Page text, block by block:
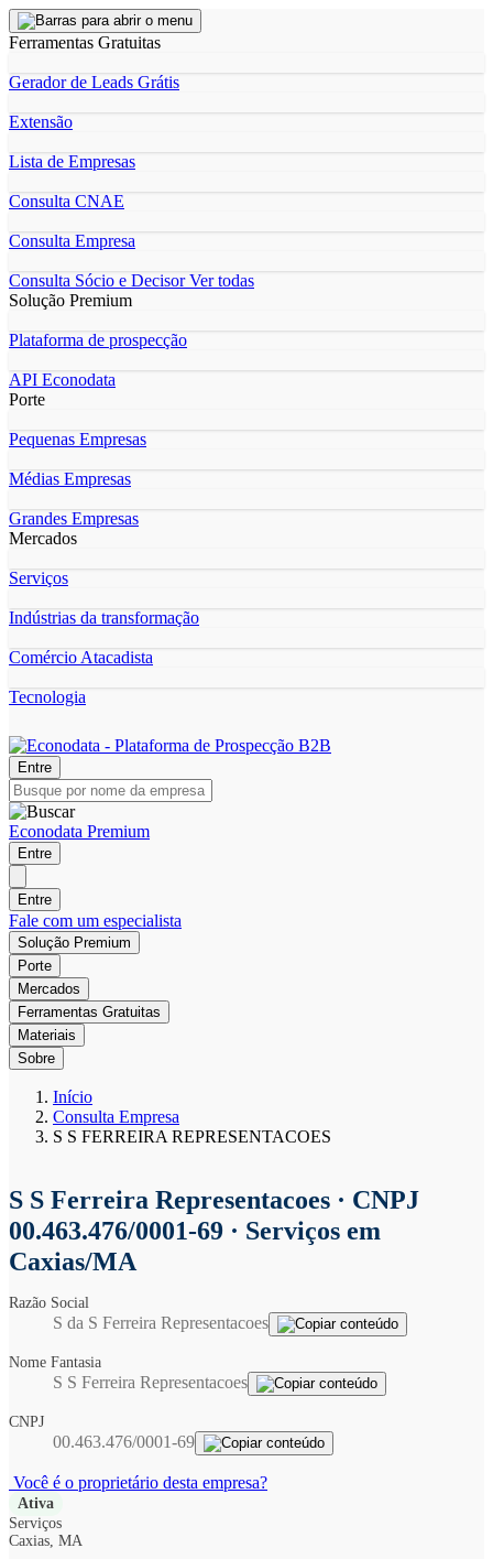
Ferramentas Gratuitas
Gerador de Leads Grátis
Extensão
Lista de Empresas
Consulta CNAE
Consulta Empresa
Consulta Sócio e DecisorVer todas
Solução Premium
Plataforma de prospecção
API Econodata
Porte
Pequenas Empresas
Médias Empresas
Grandes Empresas
Mercados
Serviços
Indústrias da transformação
Comércio Atacadista
Tecnologia
Entre
Econodata Premium
Entre
Entre
Fale com um especialista
Solução Premium
Porte
Mercados
Ferramentas Gratuitas
Materiais
Sobre
Início
Consulta Empresa
S S FERREIRA REPRESENTACOES
S S Ferreira Representacoes · CNPJ
00.463.476/0001-69 · Serviços em
Caxias/MA
Razão Social
S da S Ferreira Representacoes
Nome Fantasia
S S Ferreira Representacoes
CNPJ
00.463.476/0001-69
Você é o proprietário desta empresa?
Ativa
Serviços
Caxias, MA